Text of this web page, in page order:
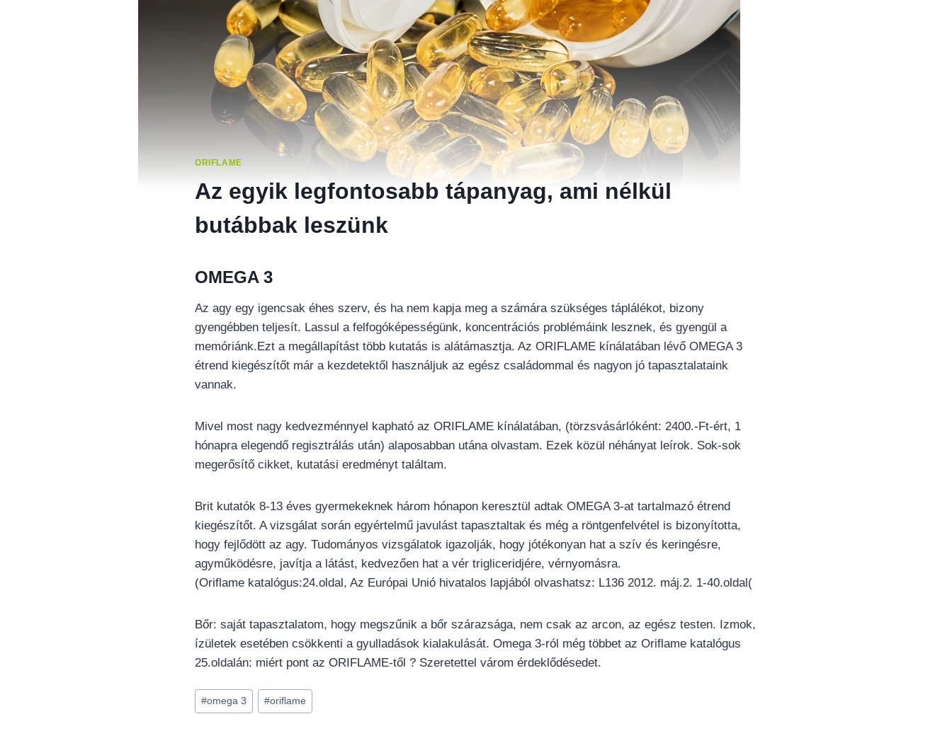
ORIFLAME
Az egyik legfontosabb tápanyag, ami nélkül
butábbak leszünk
OMEGA 3
Az agy egy igencsak éhes szerv, és ha nem kapja meg a számára szükséges táplálékot, bizony
gyengébben teljesít. Lassul a felfogóképességünk, koncentrációs problémáink lesznek, és gyengül a
memóriánk.Ezt a megállapítást több kutatás is alátámasztja. Az ORIFLAME kínálatában lévő OMEGA 3
étrend kiegészítőt már a kezdetektől használjuk az egész családommal és nagyon jó tapasztalataink
vannak.
Mivel most nagy kedvezménnyel kapható az ORIFLAME kínálatában, (törzsvásárlóként: 2400.-Ft-ért, 1
hónapra elegendő regisztrálás után) alaposabban utána olvastam. Ezek közül néhányat leírok. Sok-sok
megerősítő cikket, kutatási eredményt találtam.
Brit kutatók 8-13 éves gyermekeknek három hónapon keresztül adtak OMEGA 3-at tartalmazó étrend
kiegészítőt. A vizsgálat során egyértelmű javulást tapasztaltak és még a röntgenfelvétel is bizonyította,
hogy fejlődött az agy. Tudományos vizsgálatok igazolják, hogy jótékonyan hat a szív és keringésre,
agyműködésre, javítja a látást, kedvezően hat a vér trigliceridjére, vérnyomásra.
(Oriflame katalógus:24.oldal, Az Európai Unió hivatalos lapjából olvashatsz: L136 2012. máj.2. 1-40.oldal(
Bőr: saját tapasztalatom, hogy megszűnik a bőr szárazsága, nem csak az arcon, az egész testen. Izmok,
ízületek esetében csökkenti a gyulladások kialakulását. Omega 3-ról még többet az Oriflame katalógus
25.oldalán: miért pont az ORIFLAME-től ? Szeretettel várom érdeklődésedet.
Post
Tags:
#omega 3 #oriflame